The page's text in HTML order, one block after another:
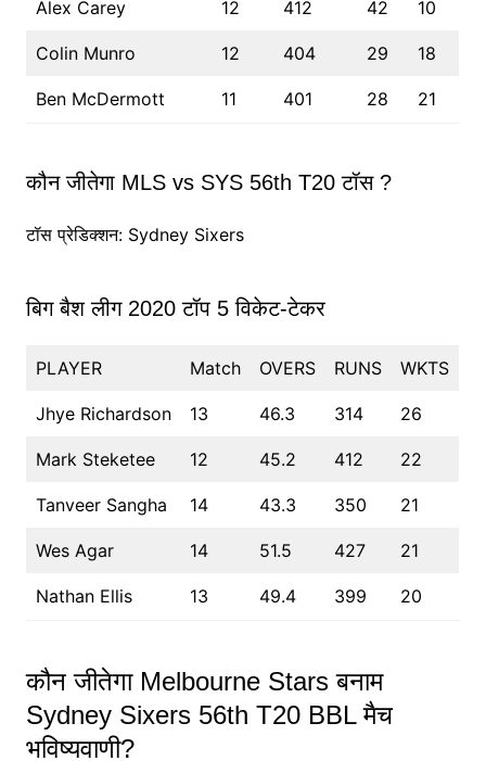
Alex Carey 12 412 42 10
Colin Munro 12 404 29 18
Ben McDermott 11 401 28 21
कौन जीतेगा MLS vs SYS 56th T20 टॉस ?
टॉस प्रेडिक्शन: Sydney Sixers
बिग बैश लीग 2020 टॉप 5 विकेट-टेकर
PLAYER Match OVERS RUNS WKTS
Jhye Richardson 13 46.3 314 26
Mark Steketee 12 45.2 412 22
Tanveer Sangha 14 43.3 350 21
Wes Agar 14 51.5 427 21
Nathan Ellis 13 49.4 399 20
कौन जीतेगा Melbourne Stars बनाम
Sydney Sixers 56th T20 BBL मैच
भविष्यवाणी?